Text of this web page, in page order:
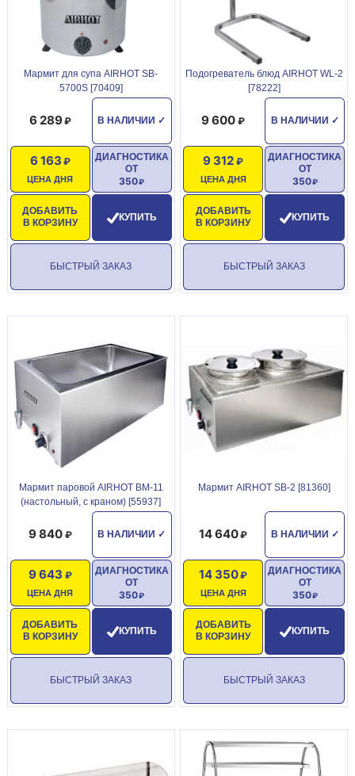
Мармит для супа AIRHOT SB-
5700S [70409]
В НАЛИЧИИ ✓
6 289
ЦЕНА ДНЯ
6 163
ДОБАВИТЬ
В КОРЗИНУ
ДИАГНОСТИКА
ОТ
350
КУПИТЬ
БЫСТРЫЙ ЗАКАЗ
Подогреватель блюд AIRHOT WL-2
[78222]
В НАЛИЧИИ ✓
9 600
ЦЕНА ДНЯ
9 312
ДОБАВИТЬ
В КОРЗИНУ
ДИАГНОСТИКА
ОТ
350
КУПИТЬ
БЫСТРЫЙ ЗАКАЗ
Мармит паровой AIRHOT BM-11
(настольный, с краном) [55937]
В НАЛИЧИИ ✓
9 840
ЦЕНА ДНЯ
9 643
ДОБАВИТЬ
В КОРЗИНУ
ДИАГНОСТИКА
ОТ
350
КУПИТЬ
БЫСТРЫЙ ЗАКАЗ
Мармит AIRHOT SB-2 [81360]
В НАЛИЧИИ ✓
14 640
ЦЕНА ДНЯ
14 350
ДОБАВИТЬ
В КОРЗИНУ
ДИАГНОСТИКА
ОТ
350
КУПИТЬ
БЫСТРЫЙ ЗАКАЗ